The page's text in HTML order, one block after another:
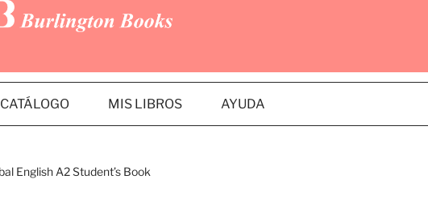
CATÁLOGO MIS LIBROS AYUDA
English A2 Student’s Book